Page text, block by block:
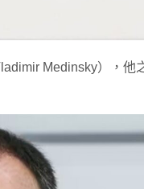
Medinsky），他